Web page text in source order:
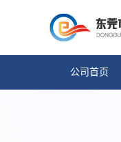
公司首页